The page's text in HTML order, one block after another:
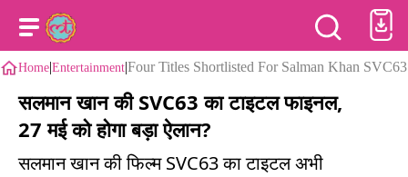
Home|Entertainment|Four Titles Shortlisted For Salman Khan SVC63
सलमान खान की SVC63 का टाइटल फाइनल,
27 मई को होगा बड़ा ऐलान?
सलमान खान की फिल्म SVC63 का टाइटल अभी